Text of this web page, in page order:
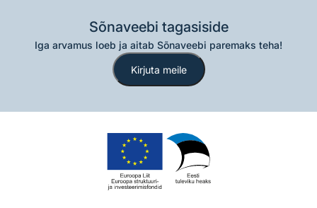
Sõnaveebi tagasiside
Iga arvamus loeb ja aitab Sõnaveebi paremaks teha!
Kirjuta meile